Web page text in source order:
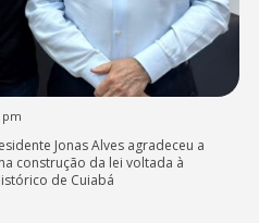
pm
Jonas Alves agradeceu a
construção da lei voltada à
de Cuiabá